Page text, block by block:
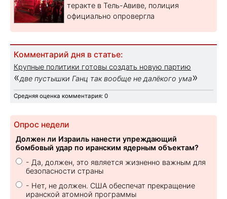
теракте в Тель-Авиве, полиция
официально опровергла
Комментарий дня в статье:
Крупные политики готовы создать новую партию
«две пустышки Ганц так вообще не далёкого ума»
Средняя оценка комментария: 0
Опрос недели
Должен ли Израиль нанести упреждающий
бомбовый удар по иранским ядерным объектам?
- Да, должен, это является жизненно важным для
безопасности страны
- Нет, не должен. США обеспечат прекращение
иранской атомной программы